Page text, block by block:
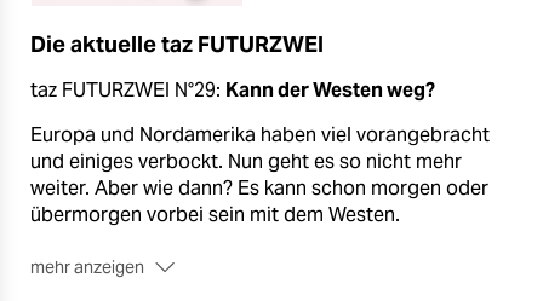
Die aktuelle taz FUTURZWEI
taz FUTURZWEI N°29: Kann der Westen weg?
Europa und Nordamerika haben viel vorangebracht
und einiges verbockt. Nun geht es so nicht mehr
weiter. Aber wie dann? Es kann schon morgen oder
übermorgen vorbei sein mit dem Westen.
mehr anzeigen